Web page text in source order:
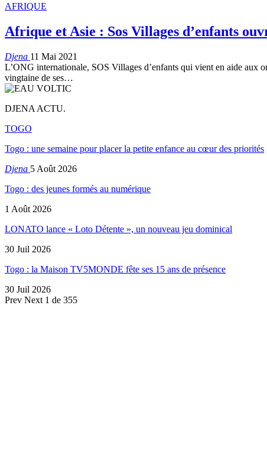
AFRIQUE
Afrique et Asie : Sos Villages d’enfants
Djena 11 Mai 2021
L’ONG internationale, SOS Villages d’enfants qui vient en aide aux
vingtaine de ses…
DJENA ACTU.
TOGO
Togo : une semaine pour placer la petite enfance au cœur des priorités
Djena 5 Août 2026
Togo : des jeunes formés au numérique
1 Août 2026
LONATO lance « Loto Détente », un nouveau jeu dominical
30 Juil 2026
Togo : la Maison TV5MONDE fête ses 15 ans de présence
30 Juil 2026
Prev Next 1 de 355